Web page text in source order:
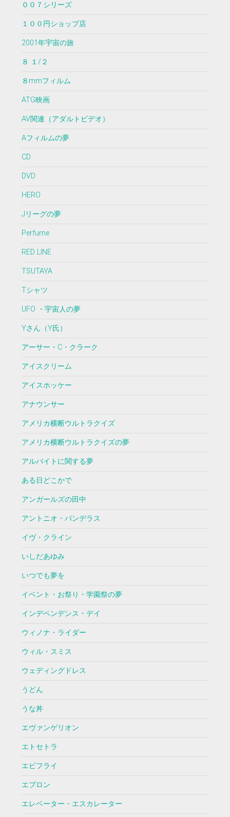
００７シリーズ
１００円ショップ店
2001年宇宙の旅
８ １/２
８mmフィルム
ATG映画
AV関連（アダルトビデオ）
Aフィルムの夢
CD
DVD
HERO
Jリーグの夢
Perfume
RED LINE
TSUTAYA
Tシャツ
UFO ・宇宙人の夢
Yさん（Y氏）
アーサー・C・クラーク
アイスクリーム
アイスホッケー
アナウンサー
アメリカ横断ウルトラクイズ
アメリカ横断ウルトラクイズの夢
アルバイトに関する夢
ある日どこかで
アンガールズの田中
アントニオ・バンデラス
イヴ・クライン
いしだあゆみ
いつでも夢を
イベント・お祭り・学園祭の夢
インデペンデンス・デイ
ウィノナ・ライダー
ウィル・スミス
ウェディングドレス
うどん
うな丼
エヴァンゲリオン
エトセトラ
エビフライ
エプロン
エレベーター・エスカレーター